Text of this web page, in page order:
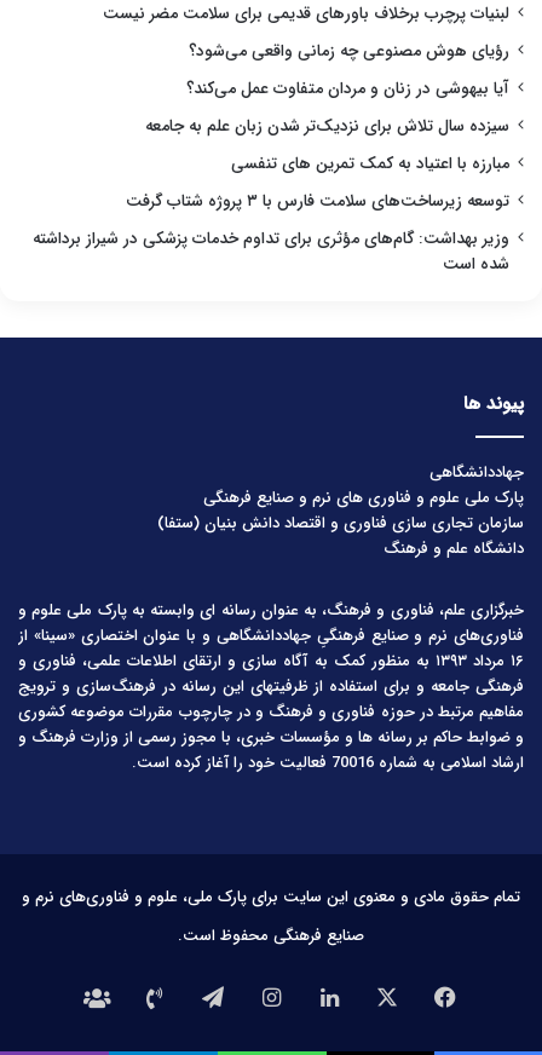
لبنیات پرچرب برخلاف باورهای قدیمی برای سلامت مضر نیست
رؤیای هوش مصنوعی چه زمانی واقعی می‌شود؟
آیا بیهوشی در زنان و مردان متفاوت عمل می‌کند؟
سیزده سال تلاش برای نزدیک‌تر شدن زبان علم به جامعه
مبارزه با اعتیاد به کمک تمرین های تنفسی
توسعه زیرساخت‌های سلامت فارس با ۳ پروژه شتاب گرفت
وزیر بهداشت: گام‌های مؤثری برای تداوم خدمات پزشکی در شیراز برداشته
شده است
پیوند ها
جهاددانشگاهی
پارک ملی علوم و فناوری های نرم و صنایع فرهنگی
سازمان تجاری سازی فناوری و اقتصاد دانش بنیان (ستفا)
دانشگاه علم و فرهنگ
خبرگزاری علم، فناوری و فرهنگ، به عنوان رسانه ای وابسته به پارک ملی علوم و
فناوری‌های نرم و صنایع فرهنگیِ جهاددانشگاهی و با عنوان اختصاری «سینا» از
۱۶ مرداد ۱۳۹۳ به منظور کمک به آگاه سازی و ارتقای اطلاعات علمی، فناوری و
فرهنگی جامعه و برای استفاده از ظرفیتهای این رسانه در فرهنگ‌سازی و ترویج
مفاهیم مرتبط در حوزه فناوری و فرهنگ و در چارچوب مقررات موضوعه کشوری
و ضوابط حاکم بر رسانه ها و مؤسسات خبری، با مجوز رسمی از وزارت فرهنگ و
ارشاد اسلامی به شماره 70016 فعالیت خود را آغاز کرده است.
تمام حقوق مادی و معنوی این سایت برای پارک ملی، علوم و فناوری‌های نرم و
صنایع فرهنگی محفوظ است.
فیس
لینکدیناینستاگرامتلگرامتماس درباره